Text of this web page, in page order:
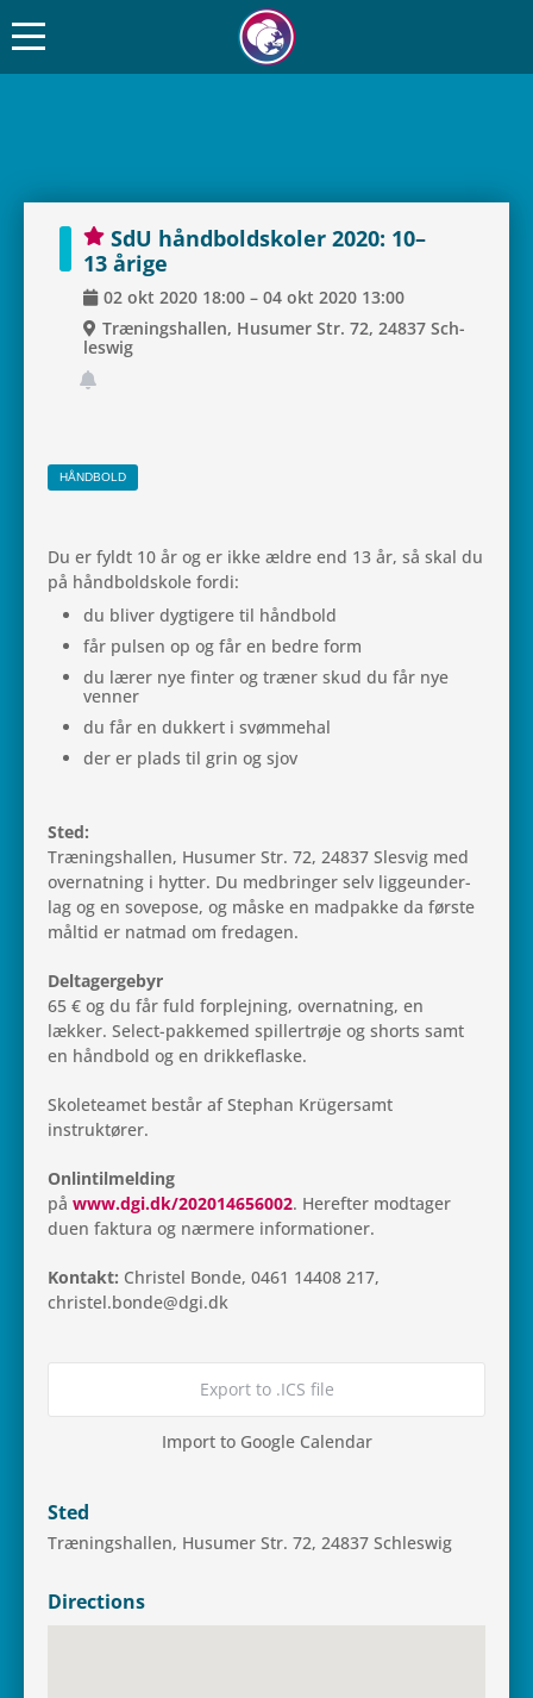
SdU hånd­boldsko­ler 2020: 10–
13 årige
02 okt 2020 18:00 – 04 okt 2020 13:00
Træ­nings­hal­len, Husu­mer Str. 72, 24837 Sch­
leswig
HÅND­BOLD
Du er fyldt 10 år og er ikke ældre end 13 år, så skal du
på hånd­boldskole fordi:
du bliver dyg­ti­gere til håndbold
får pulsen op og får en bedre form
du lærer nye finter og træner skud du får nye
venner
du får en duk­kert i svømmehal
der er plads til grin og sjov
Sted:
Træ­nings­hal­len, Husu­mer Str. 72, 24837 Slesvig med
over­nat­ning i hytter. Du med­brin­ger selv lig­ge­un­der­
lag og en sovepose, og måske en mad­pakke da første
måltid er natmad om fredagen.
Del­ta­ger­ge­byr
65 € og du får fuld for­plej­ning, over­nat­ning, en
lækker. Select-pak­ke­med spil­ler­trøje og shorts samt
en hånd­bold og en drikkeflaske.
Sko­le­tea­met består af Step­han Krü­ger­samt
instruktører.
Onl­in­til­mel­ding
på www.dgi.dk/202014656002. Her­ef­ter mod­ta­ger
duen fak­tura og nær­mere informationer.
Kon­takt: Chri­stel Bonde, 0461 14408 217,
christel.bonde@dgi.dk
Export to .ICS file
Import to Google Calendar
Sted
Træ­nings­hal­len, Husu­mer Str. 72, 24837 Schleswig
Directions